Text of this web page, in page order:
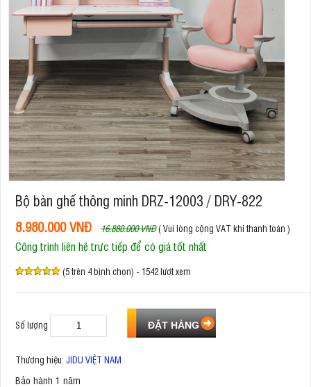
Bộ bàn ghế thông minh DRZ-12003 / DRY-822
8.980.000 VNĐ 16.880.000 VNĐ( Vui lòng cộng VAT khi thanh toán )
Công trình liên hệ trực tiếp để có giá tốt nhất
(5 trên 4 bình chọn) - 1542 lượt xem
Số lượng
Thương hiệu: JIDU VIỆT NAM
Bảo hành 1 năm